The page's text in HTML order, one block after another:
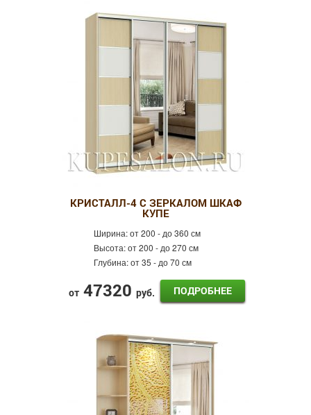
КРИСТАЛЛ-4 С ЗЕРКАЛОМ ШКАФ
КУПЕ
Ширина:от 200 - до 360 см
Высота:от 200 - до 270 см
Глубина:от 35 - до 70 см
от 47320 руб. ПОДРОБНЕЕ